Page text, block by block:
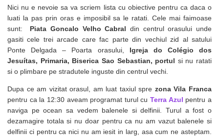
Nici nu e nevoie sa va scriem lista cu obiective pentru ca daca o
luati la pas prin oras e imposibil sa le ratati. Cele mai faimoase
sunt: Piata Goncalo Velho Cabral din centrul orasului unde
gasiti cele trei arcade care fac parte din vechiul zid al satului
Ponte Delgada – Poarta orasului, Igreja do Colégio dos
Jesuítas, Primaria, Biserica Sao Sebastian, portul si nu ratati
si o plimbare pe stradutele inguste din centrul vechi.
Dupa ce am vizitat orasul, am luat taxiul spre zona Vila Franca
pentru ca la 12:30 aveam programat turul cuTerra Azul pentru a
naviga pe ocean sa vedem balenele si delfinii. Turul a fost o
dezamagire totala si nu doar pentru ca nu am vazut balenele si
delfinii ci pentru ca nici nu am iesit in larg, asa cum ne asteptam.